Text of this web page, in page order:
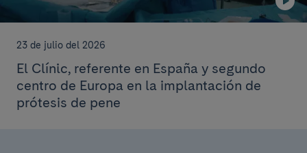
23 de julio del 2026
El Clínic, referente en España y segundo
centro de Europa en la implantación de
prótesis de pene